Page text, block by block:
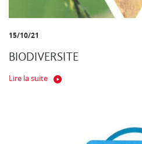
15/10/21
BIODIVERSITE
Lire la suite